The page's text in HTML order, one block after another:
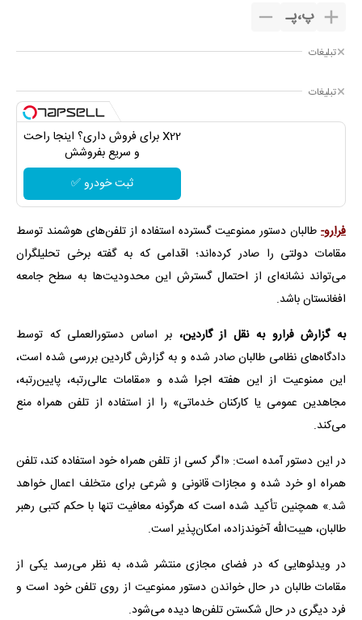
پ،پـ
تبلیغات
تبلیغات
X22 برای فروش داری؟ اینجا راحت
و سریع بفروشش
ثبت خودرو ✅
فرارو- طالبان دستور ممنوعیت گسترده استفاده از تلفن‌های هوشمند توسط
مقامات دولتی را صادر کرده‌اند؛ اقدامی که به گفته برخی تحلیلگران
می‌تواند نشانه‌ای از احتمال گسترش این محدودیت‌ها به سطح جامعه
افغانستان باشد.
به گزارش فرارو به نقل از گاردین، بر اساس دستورالعملی که توسط
دادگاه‌های نظامی طالبان صادر شده و به گزارش گاردین بررسی شده است،
این ممنوعیت از این هفته اجرا شده و «مقامات عالی‌رتبه، پایین‌رتبه،
مجاهدین عمومی یا کارکنان خدماتی» را از استفاده از تلفن همراه منع
می‌کند.
در این دستور آمده است: «اگر کسی از تلفن همراه خود استفاده کند، تلفن
همراه او خرد شده و مجازات قانونی و شرعی برای متخلف اعمال خواهد
شد.» همچنین تأکید شده است که هرگونه معافیت تنها با حکم کتبی رهبر
طالبان، هیبت‌الله آخوندزاده، امکان‌پذیر است.
در ویدئوهایی که در فضای مجازی منتشر شده، به نظر می‌رسد یکی از
مقامات طالبان در حال خواندن دستور ممنوعیت از روی تلفن خود است و
فرد دیگری در حال شکستن تلفن‌ها دیده می‌شود.